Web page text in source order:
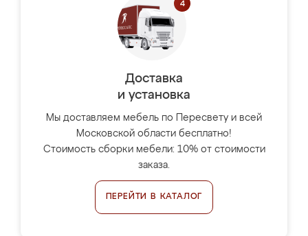
Доставка
и установка
Мы доставляем мебель по Пересвету и всей
Московской области бесплатно!
Стоимость сборки мебели: 10% от стоимости
заказа.
ПЕРЕЙТИ В КАТАЛОГ